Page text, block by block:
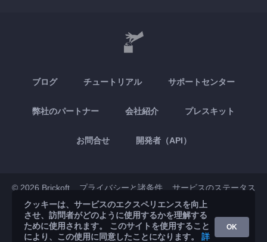
ブログ チュートリアル サポートセンター
弊社のパートナー 会社紹介 プレスキット
お問合せ 開発者（API）
© 2026 Brickoft プライバシーと諸条件 サービスのステータス
App Store Google Play
クッキーは、サービスのエクスペリエンスを向上
させ、訪問者がどのように使用するかを理解する
ために使用されます。 このサイトを使用すること
により、この使用に同意したことになります。 詳
OK